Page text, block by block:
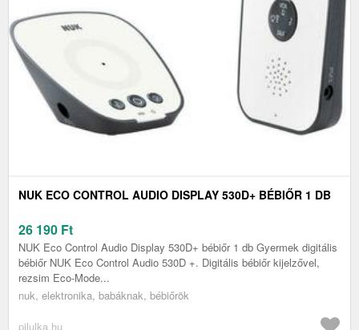
NUK ECO CONTROL AUDIO DISPLAY 530D+ BÉBIŐR 1 DB
26 190 Ft
NUK Eco Control Audio Display 530D+ bébiőr 1 db Gyermek digitális
bébiőr NUK Eco Control Audio 530D +. Digitális bébiőr kijelzővel,
rezsim Eco-Mode...
nuk, elektronika, babáknak, bébiőrök
pilulka.hu